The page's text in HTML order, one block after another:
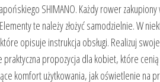
SHIMANO. Każdy rower
te należy złożyć samodzielnie. W
opisuje instrukcja obsługi. Realizuj
praktyczna propozycja dla kobiet, które
komfort użytkowania, jak oświetlenie na